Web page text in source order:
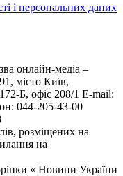
і персональних даних
онлайн-медіа –
місто Київ,
Б, офіс 208/1 E-mail:
044-205-43-00
розміщених на
на
« Новини України